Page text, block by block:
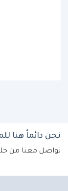
نحن دائماً هنا
تواصل معنا من